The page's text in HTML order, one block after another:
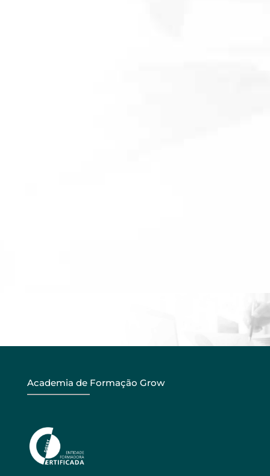
Academia de Formação Grow